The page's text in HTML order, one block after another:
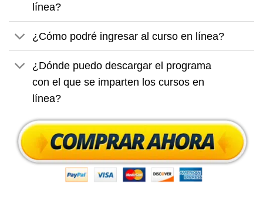
línea?
¿Cómo podré ingresar al curso en línea?
¿Dónde puedo descargar el programa
con el que se imparten los cursos en
línea?